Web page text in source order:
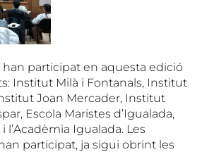
han participat en aquesta edició
Institut Milà i Fontanals, Institut
Joan Mercader, Institut
Escola Maristes d’Igualada,
l’Acadèmia Igualada. Les
participat, ja sigui obrint les